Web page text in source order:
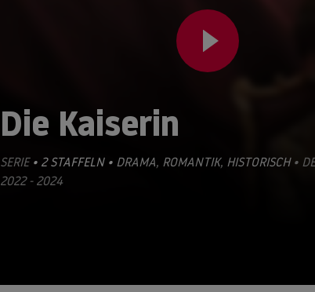
Die Kaiserin
SERIE • 2 STAFFELN • DRAMA, ROMANTIK, HISTORISCH•
2022 - 2024